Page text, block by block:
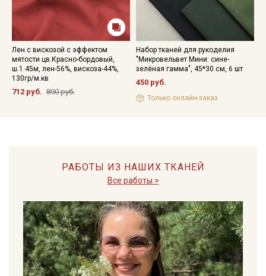
Лен с вискозой с эффектом
мятости цв.Красно-бордовый,
ш.1.45м, лен-56%, вискоза-44%,
130гр/м.кв
712 руб. 890 руб.
Набор тканей для рукоделия
"Микровельвет Мини: сине-
зелёная гамма", 45*30 см, 6 шт
450 руб.
Только онлайн-заказ
РАБОТЫ ИЗ НАШИХ ТКАНЕЙ
Все работы >